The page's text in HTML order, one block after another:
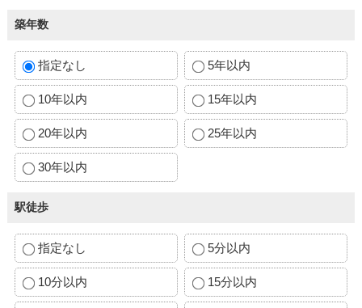
築年数
指定なし 5年以内
10年以内 15年以内
20年以内 25年以内
30年以内
駅徒歩
指定なし 5分以内
10分以内 15分以内